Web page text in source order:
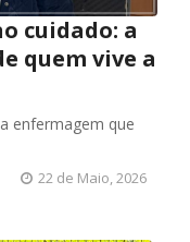
cuidado: a
quem vive a
enfermagem que
22 de Maio, 2026